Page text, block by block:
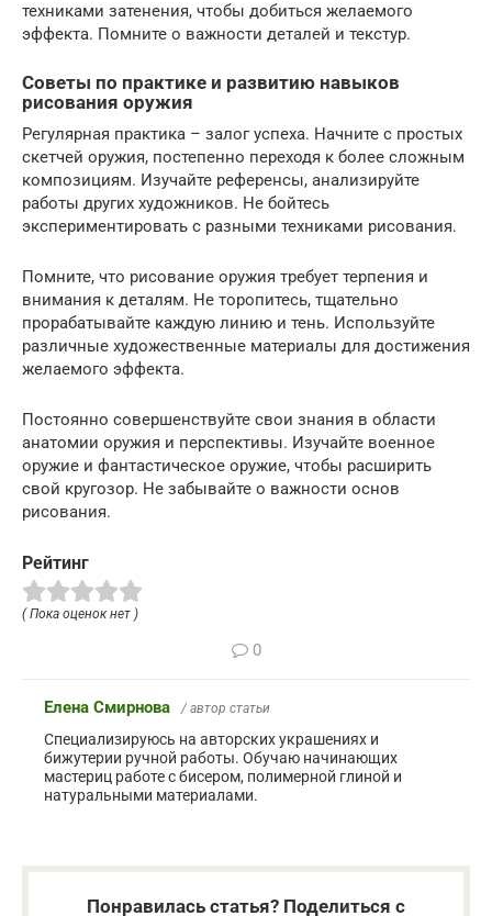
техниками затенения, чтобы добиться желаемого
эффекта. Помните о важности деталей и текстур.
Советы по практике и развитию навыков
рисования оружия
Регулярная практика – залог успеха. Начните с простых
скетчей оружия, постепенно переходя к более сложным
композициям. Изучайте референсы, анализируйте
работы других художников. Не бойтесь
экспериментировать с разными техниками рисования.
Помните, что рисование оружия требует терпения и
внимания к деталям. Не торопитесь, тщательно
прорабатывайте каждую линию и тень. Используйте
различные художественные материалы для достижения
желаемого эффекта.
Постоянно совершенствуйте свои знания в области
анатомии оружия и перспективы. Изучайте военное
оружие и фантастическое оружие, чтобы расширить
свой кругозор. Не забывайте о важности основ
рисования.
Рейтинг
( Пока оценок нет )
0
Елена Смирнова / автор статьи
Специализируюсь на авторских украшениях и
бижутерии ручной работы. Обучаю начинающих
мастериц работе с бисером, полимерной глиной и
натуральными материалами.
Понравилась статья? Поделиться с